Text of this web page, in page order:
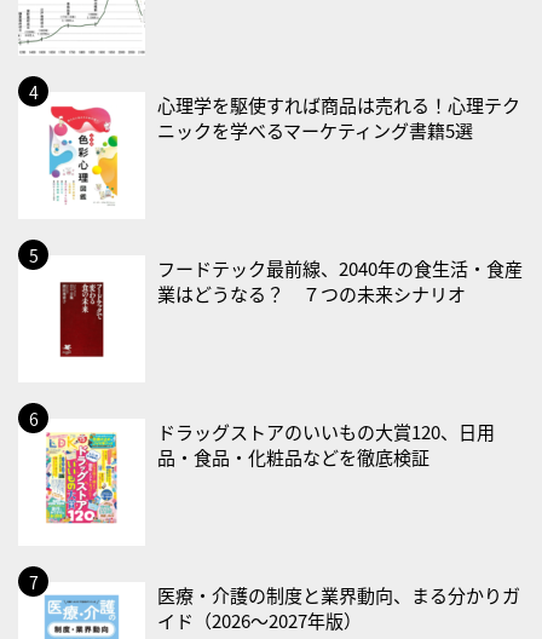
2026/08/25(火)
・いたわり肌の日
2026/08/26(水)
・風呂の日
2026/08/29(土)
・筋肉強化の日
2026/08/30(日)
・ＥＰＡの日
・血管内破砕術（IVL）の日
2026/09/01(火)
・がん征圧月間
・世界アルツハイマー月間
・歯ヂカラ探究月間
・職場の健康診断実施強化月間
心理学を駆使すれば商品は売れる！心理テク
ニックを学べるマーケティング書籍5選
フードテック最前線、2040年の食生活・食産
業はどうなる？ ７つの未来シナリオ
ドラッグストアのいいもの大賞120、日用
品・食品・化粧品などを徹底検証
医療・介護の制度と業界動向、まる分かりガ
イド（2026〜2027年版）